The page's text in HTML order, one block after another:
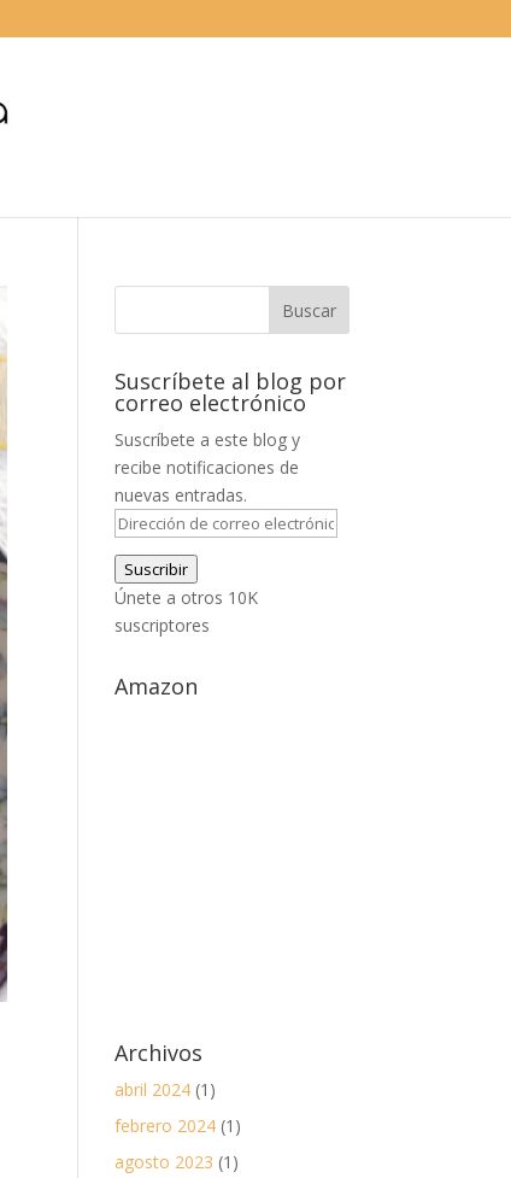
Suscríbete al blog por
correo electrónico
Suscríbete a este blog y
recibe notificaciones de
nuevas entradas.
Dirección
de
correo
electrónico
Suscribir
Únete a otros 10K
suscriptores
Amazon
Archivos
abril 2024 (1)
febrero 2024 (1)
agosto 2023 (1)